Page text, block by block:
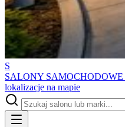
S
SALONY SAMOCHODOWE
lokalizacje na mapie